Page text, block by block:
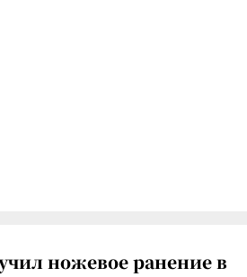
ножевое ранение в